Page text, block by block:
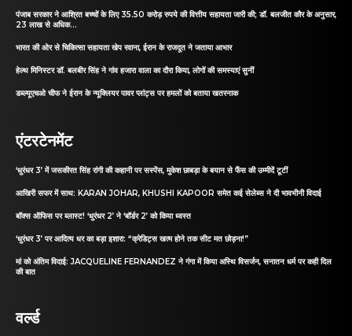
पंजाब सरकार ने आश्रित बच्चों के लिए 35.50 करोड़ रुपये की वित्तीय सहायता जारी की; डॉ. बलजीत कौर के अनुसार,
23 लाख से अधिक...
भारत की ओर से चिकित्सा सहायता खेप रवाना, ईरान के राजदूत ने जताया आभार
हेल्थ मिनिस्टर डॉ. बलबीर सिंह ने गांव हजारा वाला का दौरा किया, लोगों की समस्याएं सुनीं
डब्ल्यूएचओ चीफ ने ईरान के न्यूक्लियर पावर प्लांट्स पर हमलों को बताया खतरनाक
एंटरटेनमेंट
‘धुरंधर 3’ में जसकीरत सिंह रांगी की कहानी पर सस्पेंस, मुकेश छाबड़ा के बयान से फैंस की उम्मीदें टूटीं
आखिरी सफर में साथ: KARAN JOHAR, KHUSHI KAPOOR समेत कई सेलेब्स ने दी भावभीनी विदाई
बॉक्स ऑफिस पर ब्लास्ट! ‘धुरंधर 2’ ने ‘बॉर्डर 2’ को किया ध्वस्त
‘धुरंधर 3’ पर आदित्य धर का बड़ा इशारा: “क्रेडिट्स खत्म होने तक सीट मत छोड़ना!”
मां को अंतिम विदाई: JACQUELINE FERNANDEZ ने गंगा में किया अस्थि विसर्जन, सनातन धर्म पर कही दिल
की बात
वर्ल्ड